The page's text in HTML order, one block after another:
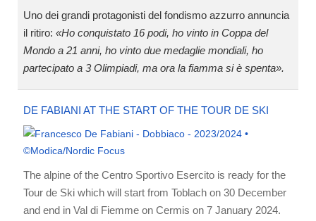
Uno dei grandi protagonisti del fondismo azzurro annuncia
il ritiro: «Ho conquistato 16 podi, ho vinto in Coppa del
Mondo a 21 anni, ho vinto due medaglie mondiali, ho
partecipato a 3 Olimpiadi, ma ora la fiamma si è spenta».
DE FABIANI AT THE START OF THE TOUR DE SKI
The alpine of the Centro Sportivo Esercito is ready for the
Tour de Ski which will start from Toblach on 30 December
and end in Val di Fiemme on Cermis on 7 January 2024.